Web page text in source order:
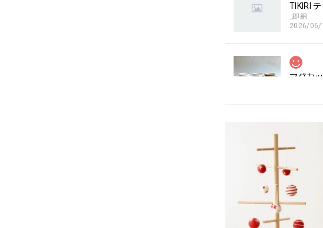
TIKIRI
_即納
2026/06/
マグカ
2026/04/
持ちやすいようで今
います。見た目が可
潔に保てるのも嬉しい